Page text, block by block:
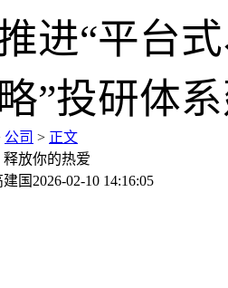
公司 > 正文
放你的热爱
国 2026-02-10 14:16:05